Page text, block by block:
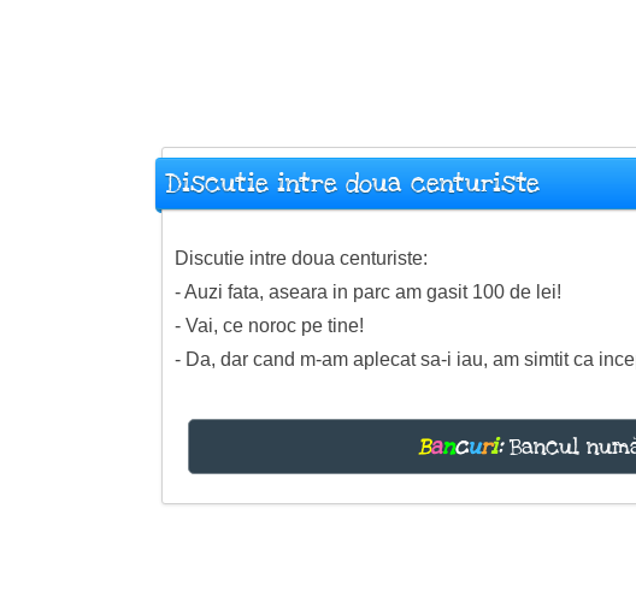
Discutie intre doua centuriste
Discutie intre doua centuriste:
- Auzi fata, aseara in parc am gasit 100 de lei!
- Vai, ce noroc pe tine!
- Da, dar cand m-am aplecat sa-i iau, am simtit ca
Bancuri:Bancul